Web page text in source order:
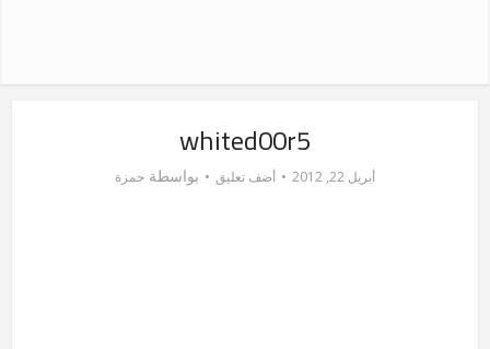
whited00r5
أبريل 22, 2012 أضف تعليق بواسطة حمزة